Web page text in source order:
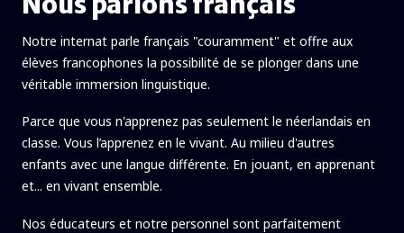
Notre internat parle français "couramment" et offre aux
élèves francophones la possibilité de se plonger dans une
véritable immersion linguistique.
Parce que vous n'apprenez pas seulement le néerlandais en
classe. Vous l’apprenez en le vivant. Au milieu d'autres
enfants avec une langue différente. En jouant, en apprenant
et... en vivant ensemble.
Nos éducateurs et notre personnel sont parfaitement